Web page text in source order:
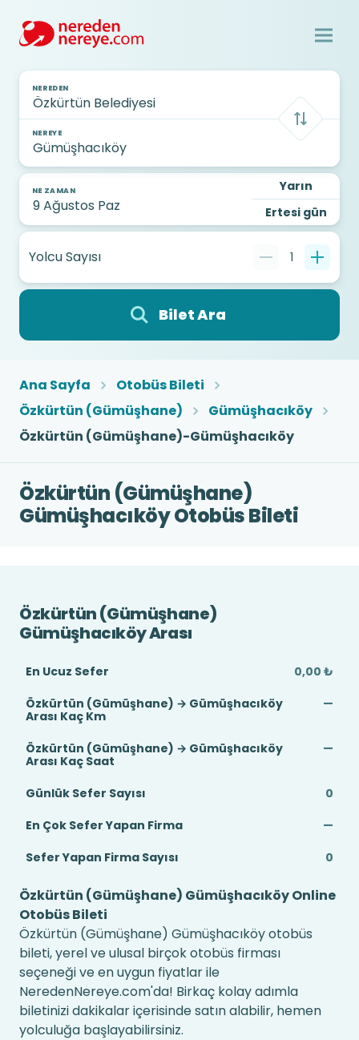
NEREDEN
NEREYE
NE ZAMAN
Yarın
Ertesi gün
Yolcu Sayısı 1
Bilet Ara
Ana Sayfa
Otobüs Bileti
Özkürtün (Gümüşhane)
Gümüşhacıköy
Özkürtün (Gümüşhane)-Gümüşhacıköy
Özkürtün (Gümüşhane)
Gümüşhacıköy Otobüs Bileti
Özkürtün (Gümüşhane)
Gümüşhacıköy Arası
En Ucuz Sefer
0,00 ₺
Özkürtün (Gümüşhane) → Gümüşhacıköy
Arası Kaç Km
—
Özkürtün (Gümüşhane) → Gümüşhacıköy
Arası Kaç Saat
—
Günlük Sefer Sayısı
0
En Çok Sefer Yapan Firma
—
Sefer Yapan Firma Sayısı
0
Özkürtün (Gümüşhane) Gümüşhacıköy Online
Otobüs Bileti
Özkürtün (Gümüşhane) Gümüşhacıköy otobüs
bileti, yerel ve ulusal birçok otobüs firması
seçeneği ve en uygun fiyatlar ile
NeredenNereye.com'da! Birkaç kolay adımla
biletinizi dakikalar içerisinde satın alabilir, hemen
yolculuğa başlayabilirsiniz.